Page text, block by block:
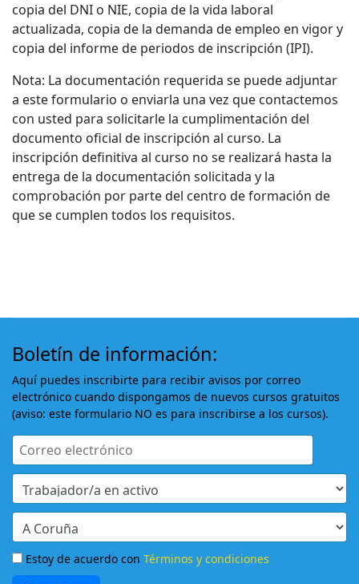
copia del DNI o NIE, copia de la vida laboral
actualizada, copia de la demanda de empleo en vigor y
copia del informe de periodos de inscripción (IPI).
Nota: La documentación requerida se puede adjuntar
a este formulario o enviarla una vez que contactemos
con usted para solicitarle la cumplimentación del
documento oficial de inscripción al curso. La
inscripción definitiva al curso no se realizará hasta la
entrega de la documentación solicitada y la
comprobación por parte del centro de formación de
que se cumplen todos los requisitos.
Boletín de información:
Aquí puedes inscribirte para recibir avisos por correo
electrónico cuando dispongamos de nuevos cursos gratuitos
(aviso: este formulario NO es para inscribirse a los cursos).
Estoy de acuerdo con Términos y condiciones